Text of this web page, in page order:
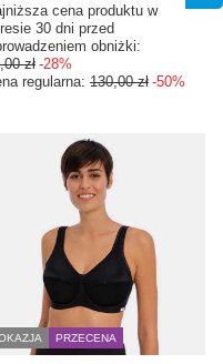
cena produktu w
30 dni przed
obniżki:
zł-28%
regularna: 130,00 zł -50%
PRZECENA